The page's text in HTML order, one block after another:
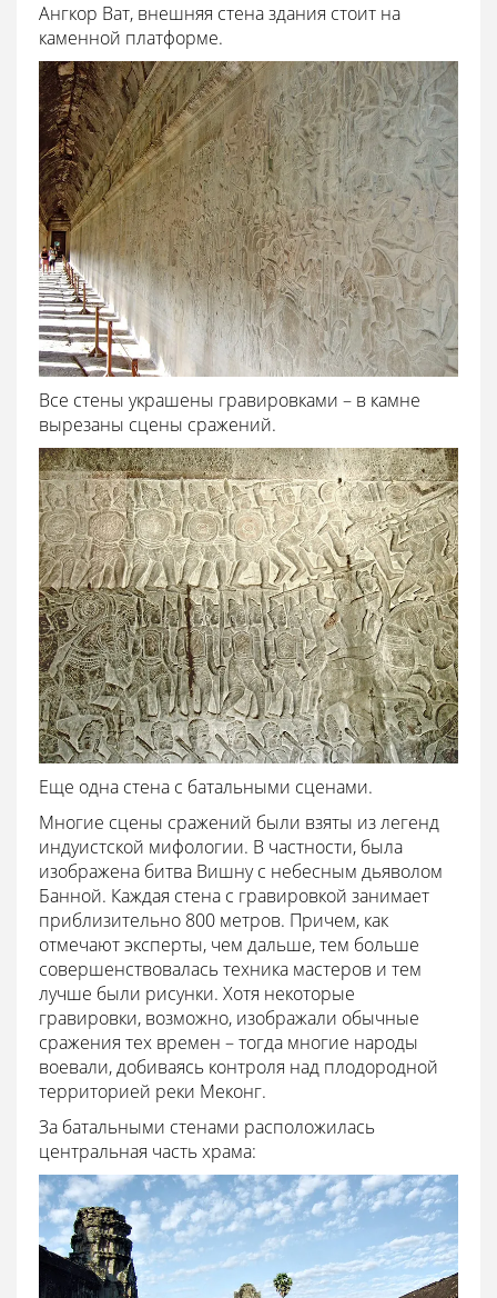
Ангкор Ват, внешняя стена здания стоит на
каменной платформе.
Все стены украшены гравировками – в камне
вырезаны сцены сражений.
Еще одна стена с батальными сценами.
Многие сцены сражений были взяты из легенд
индуистской мифологии. В частности, была
изображена битва Вишну с небесным дьяволом
Банной. Каждая стена с гравировкой занимает
приблизительно 800 метров. Причем, как
отмечают эксперты, чем дальше, тем больше
совершенствовалась техника мастеров и тем
лучше были рисунки. Хотя некоторые
гравировки, возможно, изображали обычные
сражения тех времен – тогда многие народы
воевали, добиваясь контроля над плодородной
территорией реки Меконг.
За батальными стенами расположилась
центральная часть храма: